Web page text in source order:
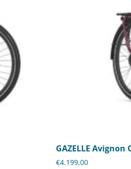
GAZELLE Avignon
€4.199,00